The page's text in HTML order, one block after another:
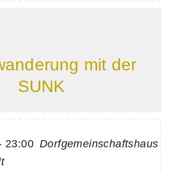
mit der
SUNK
23:00 Dorfgemeinschaftshaus